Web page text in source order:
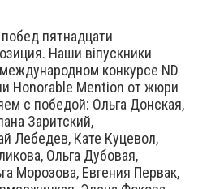
пятнадцати
Наши віпускники
конкурсе ND
Honorable Mention от жюри
с победой: Ольга Донская,
Заритский,
Лебедев, Кате Куцевол,
Ольга Дубовая,
Морозова, Евгения Первак,